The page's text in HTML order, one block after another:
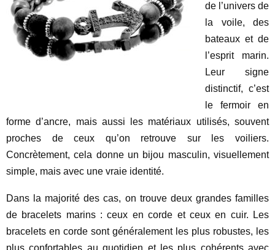
de l’univers de
la voile, des
bateaux et de
l’esprit marin.
Leur signe
distinctif, c’est
le fermoir en
forme d’ancre, mais aussi les matériaux utilisés, souvent
proches de ceux qu’on retrouve sur les voiliers.
Concrètement, cela donne un bijou masculin, visuellement
simple, mais avec une vraie identité.
Dans la majorité des cas, on trouve deux grandes familles
de bracelets marins : ceux en corde et ceux en cuir. Les
bracelets en corde sont généralement les plus robustes, les
plus confortables au quotidien et les plus cohérents avec